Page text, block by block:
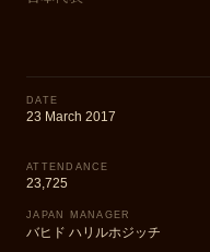
DATE
23 March 2017
ATTENDANCE
23,725
JAPAN MANAGER
バヒド ハリルホジッチ